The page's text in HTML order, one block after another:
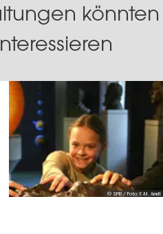
könnten
© SPB / Foto: F.-M. Arndt